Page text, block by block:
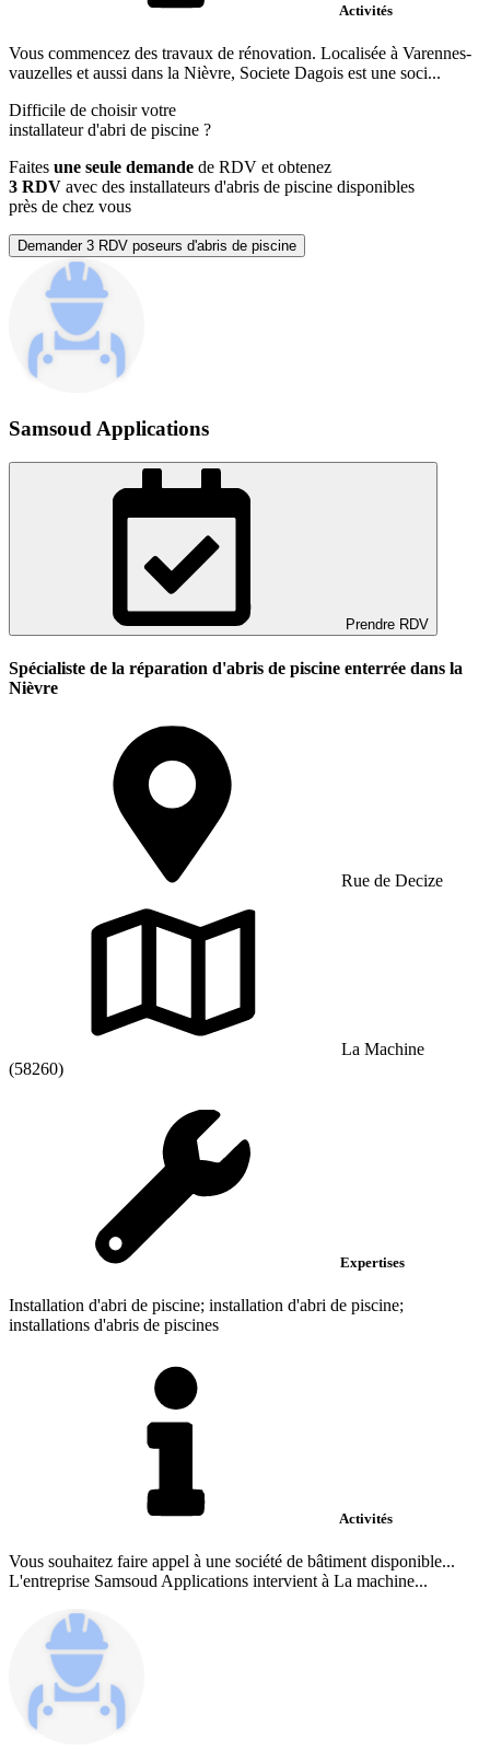
Activités
Vous commencez des travaux de rénovation. Localisée à Varennes-
vauzelles et aussi dans la Nièvre, Societe Dagois est une soci...
Difficile de choisir votre
installateur d'abri de piscine ?
Faites une seule demande de RDV et obtenez
3 RDV avec des installateurs d'abris de piscine disponibles
près de chez vous
Demander 3 RDV poseurs d'abris de piscine
Samsoud Applications
Prendre RDV
Spécialiste de la réparation d'abris de piscine enterrée dans la
Nièvre
Rue de Decize
La Machine
(58260)
Expertises
Installation d'abri de piscine; installation d'abri de piscine;
installations d'abris de piscines
Activités
Vous souhaitez faire appel à une société de bâtiment disponible...
L'entreprise Samsoud Applications intervient à La machine...